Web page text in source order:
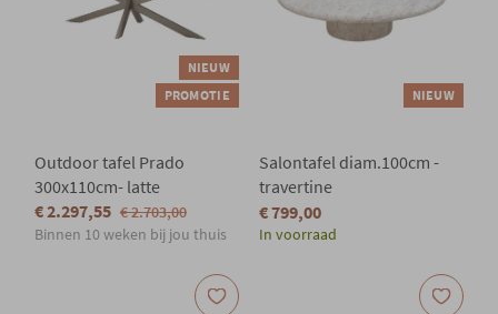
NIEUW
PROMOTIE
Outdoor tafel Prado
300x110cm- latte
€ 2.297,55 € 2.703,00
Binnen 10 weken bij jou thuis
NIEUW
Salontafel diam.100cm -
travertine
€ 799,00
In voorraad